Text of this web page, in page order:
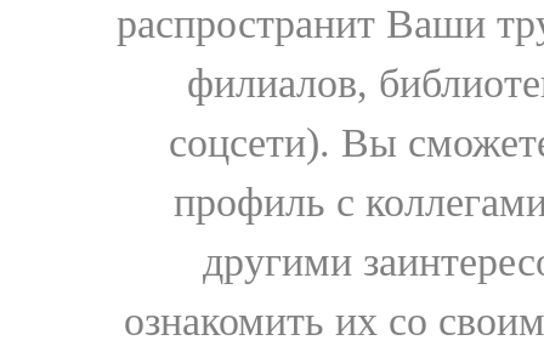
распространит Ваши
филиалов,
соцсети). Вы
профиль с
другими
ознакомить их со